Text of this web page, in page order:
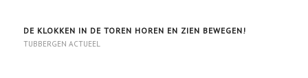
DE KLOKKEN IN DE TOREN HOREN EN ZIEN BEWEGEN!
TUBBERGEN ACTUEEL